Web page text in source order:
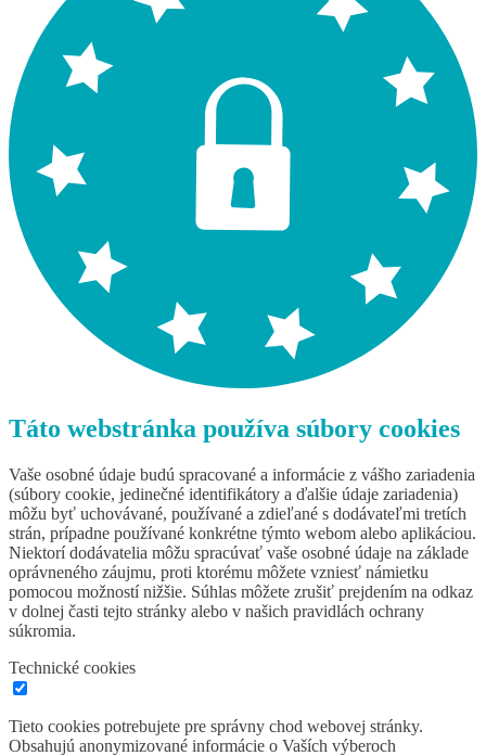
Táto webstránka používa súbory cookies
Vaše osobné údaje budú spracované a informácie z vášho zariadenia
(súbory cookie, jedinečné identifikátory a ďalšie údaje zariadenia)
môžu byť uchovávané, používané a zdieľané s dodávateľmi tretích
strán, prípadne používané konkrétne týmto webom alebo aplikáciou.
Niektorí dodávatelia môžu spracúvať vaše osobné údaje na základe
oprávneného záujmu, proti ktorému môžete vzniesť námietku
pomocou možností nižšie. Súhlas môžete zrušiť prejdením na odkaz
v dolnej časti tejto stránky alebo v našich pravidlách ochrany
súkromia.
Technické cookies
Tieto cookies potrebujete pre správny chod webovej stránky.
Obsahujú anonymizované informácie o Vaších výberoch